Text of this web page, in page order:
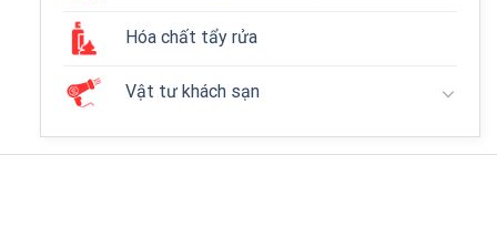
Hóa chất tẩy rửa
Vật tư khách sạn